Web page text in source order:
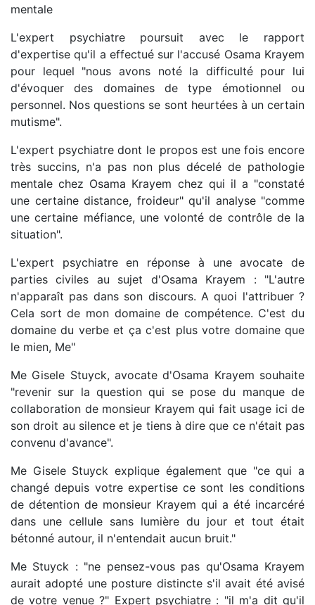
mentale
L'expert psychiatre poursuit avec le rapport
d'expertise qu'il a effectué sur l'accusé Osama Krayem
pour lequel "nous avons noté la difficulté pour lui
d'évoquer des domaines de type émotionnel ou
personnel. Nos questions se sont heurtées à un certain
mutisme".
L'expert psychiatre dont le propos est une fois encore
très succins, n'a pas non plus décelé de pathologie
mentale chez Osama Krayem chez qui il a "constaté
une certaine distance, froideur" qu'il analyse "comme
une certaine méfiance, une volonté de contrôle de la
situation".
L'expert psychiatre en réponse à une avocate de
parties civiles au sujet d'Osama Krayem : "L'autre
n'apparaît pas dans son discours. A quoi l'attribuer ?
Cela sort de mon domaine de compétence. C'est du
domaine du verbe et ça c'est plus votre domaine que
le mien, Me"
Me Gisele Stuyck, avocate d'Osama Krayem souhaite
"revenir sur la question qui se pose du manque de
collaboration de monsieur Krayem qui fait usage ici de
son droit au silence et je tiens à dire que ce n'était pas
convenu d'avance".
Me Gisele Stuyck explique également que "ce qui a
changé depuis votre expertise ce sont les conditions
de détention de monsieur Krayem qui a été incarcéré
dans une cellule sans lumière du jour et tout était
bétonné autour, il n'entendait aucun bruit."
Me Stuyck : "ne pensez-vous pas qu'Osama Krayem
aurait adopté une posture distincte s'il avait été avisé
de votre venue ?" Expert psychiatre : "il m'a dit qu'il